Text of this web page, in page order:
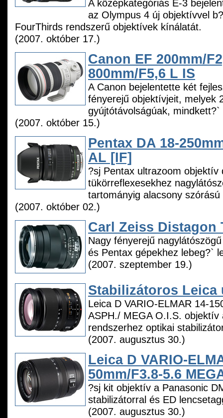
A középkategóriás E-3
az Olympus 4 új objektívvel
FourThirds rendszerű objektívek kínálatát.
(2007. október 17.)
Canon EF 200mm/
800mm/F5,6 L IS
A Canon bejelentette két
fényerejű objektívjeit, melyek
gyújtótávolságúak,
(2007. október 15.)
Pentax DA 18-
AL [IF]
?sj Pentax ultrazoom objektív
tükörreflexesekhez
tartományig alacsony szórású
(2007. október 02.)
Carl Zeiss Distagon
Nagy fényerejű
és Pentax gépekhez lebeg?`
(2007. szeptember 19.)
Stabilizátoros Leica
Leica D VARIO-ELMAR 14-
ASPH./ MEGA O.I.S. objektív
rendszerhez optikai
(2007. augusztus 30.)
Leica D VARIO-
50mm/F3.8-5.6
?sj kit objektív a Panasonic
stabilizátorral és ED
(2007. augusztus 30.)